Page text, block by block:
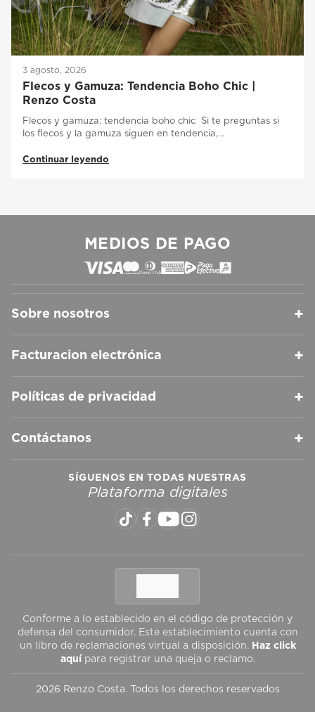
3 agosto, 2026
Flecos y Gamuza: Tendencia Boho Chic |
Renzo Costa
Flecos y gamuza: tendencia boho chic Si te preguntas si
los flecos y la gamuza siguen en tendencia,…
Continuar leyendo
MEDIOS DE PAGO
Sobre nosotros +
Facturacion electrónica +
Políticas de privacidad +
Contáctanos +
SÍGUENOS EN TODAS NUESTRAS
Plataforma digitales
Conforme a lo establecido en el código de protección y
defensa del consumidor. Este establecimiento cuenta con
un libro de reclamaciones virtual a disposición. Haz click
aquí para registrar una queja o reclamo.
2026 Renzo Costa. Todos los derechos reservados